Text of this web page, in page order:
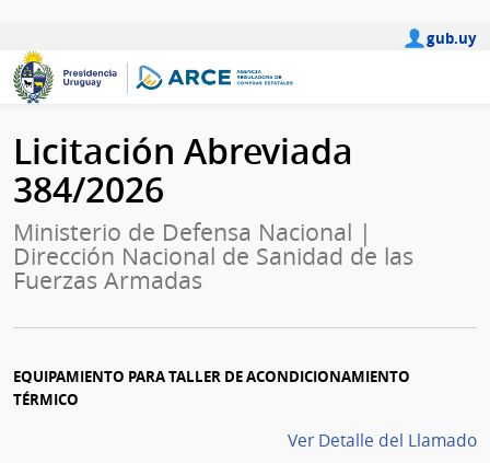
gub.uy
Licitación Abreviada
384/2026
Ministerio de Defensa Nacional |
Dirección Nacional de Sanidad de las
Fuerzas Armadas
EQUIPAMIENTO PARA TALLER DE ACONDICIONAMIENTO
TÉRMICO
Ver Detalle del Llamado